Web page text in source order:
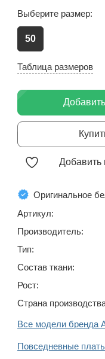
Выберите размер:
50
Таблица размеров
Добавить
Оригинальное
Артикул:
Производитель:
Тип:
Состав ткани:
Рост:
Страна
Все модели бренда
Повседневные